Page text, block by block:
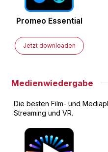
Promeo Essential
Jetzt downloaden
Medienwiedergabe
Die besten Film- und
Streaming und VR.